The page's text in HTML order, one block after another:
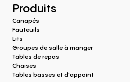
Produits
Canapés
Fauteuils
Lits
Groupes de salle à manger
Tables de repas
Chaises
Tables basses et d'appoint